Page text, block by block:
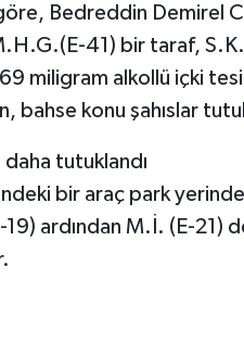
Bedreddin Demirel
41) bir taraf,
miligram alkollü içki
bahse konu şahıslar
tutuklandı
bir araç park
19) ardından M.İ. (E-21)